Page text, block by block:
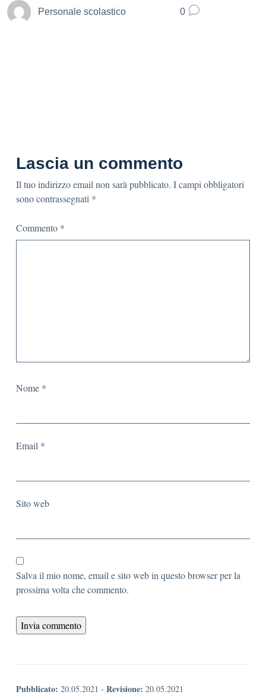
Personale scolastico 0
Lascia un commento
Il tuo indirizzo email non sarà pubblicato. I campi obbligatori
sono contrassegnati *
Commento *
Nome *
Email *
Sito web
Salva il mio nome, email e sito web in questo browser per la
prossima volta che commento.
Pubblicato: 20.05.2021 - Revisione: 20.05.2021